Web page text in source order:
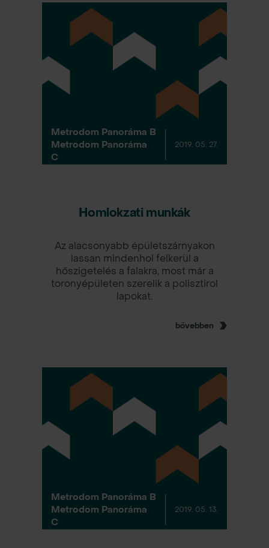
Metrodom Panoráma B
Metrodom Panoráma
C
2019. 05. 27.
Homlokzati munkák
Az alacsonyabb épületszárnyakon
lassan mindenhol felkerül a
hőszigetelés a falakra, most már a
toronyépületen szerelik a polisztirol
lapokat.
bővebben
Metrodom Panoráma B
Metrodom Panoráma
C
2019. 05. 13.